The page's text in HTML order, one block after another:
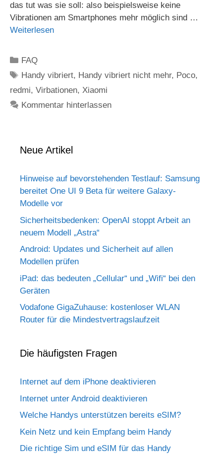
das tut was sie soll: also beispielsweise keine
Vibrationen am Smartphones mehr möglich sind …
Weiterlesen
Kategorien
FAQ
Schlagwörter
Handy vibriert, Handy vibriert nicht mehr, Poco,
redmi, Virbationen, Xiaomi
Kommentar hinterlassen
Neue Artikel
Hinweise auf bevorstehenden Testlauf: Samsung
bereitet One UI 9 Beta für weitere Galaxy-
Modelle vor
Sicherheitsbedenken: OpenAI stoppt Arbeit an
neuem Modell „Astra“
Android: Updates und Sicherheit auf allen
Modellen prüfen
iPad: das bedeuten „Cellular“ und „Wifi“ bei den
Geräten
Vodafone GigaZuhause: kostenloser WLAN
Router für die Mindestvertragslaufzeit
Die häufigsten Fragen
Internet auf dem iPhone deaktivieren
Internet unter Android deaktivieren
Welche Handys unterstützen bereits eSIM?
Kein Netz und kein Empfang beim Handy
Die richtige Sim und eSIM für das Handy